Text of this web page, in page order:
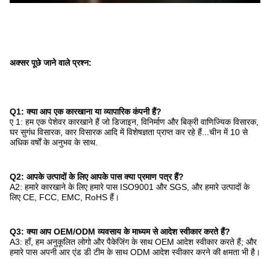
अक्सर पूछे जाने वाले प्रश्न:
Q1: क्या आप एक कारखाना या व्यापारिक कंपनी हैं?
ए 1: हम एक पेशेवर कारखाने हैं जो डिजाइन, विनिर्माण और बिक्री वाणिज्यिक विसारक,
घर सुगंध विसारक, कार विसारक आदि में विशेषज्ञता प्राप्त कर रहे हैं...चीन में 10 से
अधिक वर्षों के अनुभव के साथ.
Q2: आपके उत्पादों के लिए आपके पास क्या प्रमाण पत्र हैं?
A2: हमारे कारखाने के लिए हमारे पास ISO9001 और SGS, और हमारे उत्पादों के
लिए CE, FCC, EMC, RoHS हैं।
Q3: क्या आप OEM/ODM व्यवसाय के माध्यम से आदेश स्वीकार करते हैं?
A3: हाँ, हम अनुकूलित लोगो और पैकेजिंग के साथ OEM आदेश स्वीकार करते हैं; और
हमारे पास अपनी आर एंड डी टीम के साथ ODM आदेश स्वीकार करने की क्षमता भी है।